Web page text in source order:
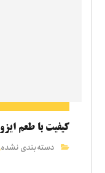
کیفیت با طعم
دسته‌بندی نشده